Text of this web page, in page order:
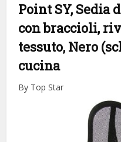
Point SY, Sedia
con braccioli,
tessuto, Nero
cucina
By Top Star